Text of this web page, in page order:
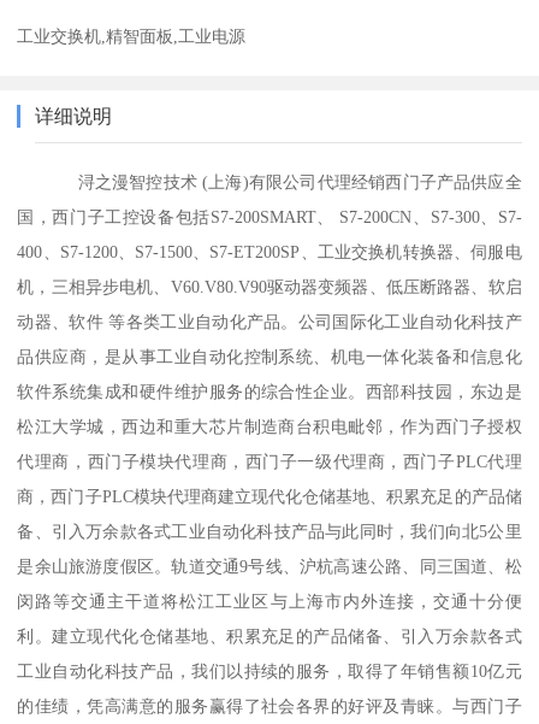
工业交换机,精智面板,工业电源
详细说明
浔之漫智控技术 (上海)有限公司代理经销西门子产品供应全
国，西门子工控设备包括S7-200SMART、 S7-200CN、S7-300、S7-
400、S7-1200、S7-1500、S7-ET200SP、工业交换机转换器、伺服电
机，三相异步电机、V60.V80.V90驱动器变频器、低压断路器、软启
动器、软件 等各类工业自动化产品。公司国际化工业自动化科技产
品供应商，是从事工业自动化控制系统、机电一体化装备和信息化
软件系统集成和硬件维护服务的综合性企业。西部科技园，东边是
松江大学城，西边和重大芯片制造商台积电毗邻，作为西门子授权
代理商，西门子模块代理商，西门子一级代理商，西门子PLC代理
商，西门子PLC模块代理商建立现代化仓储基地、积累充足的产品储
备、引入万余款各式工业自动化科技产品与此同时，我们向北5公里
是余山旅游度假区。轨道交通9号线、沪杭高速公路、同三国道、松
闵路等交通主干道将松江工业区与上海市内外连接，交通十分便
利。建立现代化仓储基地、积累充足的产品储备、引入万余款各式
工业自动化科技产品，我们以持续的服务，取得了年销售额10亿元
的佳绩，凭高满意的服务赢得了社会各界的好评及青睐。与西门子